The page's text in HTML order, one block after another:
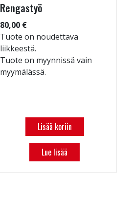
Rengastyö
80,00 €
Tuote on noudettava
liikkeestä.
Tuote on myynnissä vain
myymälässä.
Lisää koriin
Lue lisää